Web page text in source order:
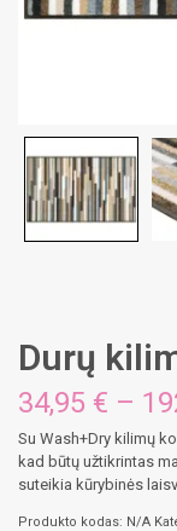
Durų
34,95 € –
Su Wash+Dry kilimų
kad būtų užtikrintas
suteikia kūrybinės
Produkto kodas: N/A